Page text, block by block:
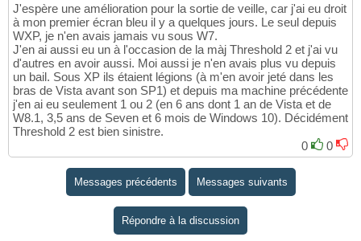
J'espère une amélioration pour la sortie de veille, car j'ai eu droit
à mon premier écran bleu il y a quelques jours. Le seul depuis
WXP, je n'en avais jamais vu sous W7.
J'en ai aussi eu un à l'occasion de la màj Threshold 2 et j'ai vu
d'autres en avoir aussi. Moi aussi je n'en avais plus vu depuis
un bail. Sous XP ils étaient légions (à m'en avoir jeté dans les
bras de Vista avant son SP1) et depuis ma machine précédente
j'en ai eu seulement 1 ou 2 (en 6 ans dont 1 an de Vista et de
W8.1, 3,5 ans de Seven et 6 mois de Windows 10). Décidément
Threshold 2 est bien sinistre.
0
0
Messages précédents Messages suivants
Répondre à la discussion